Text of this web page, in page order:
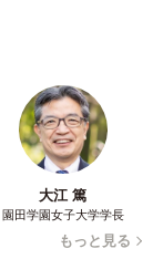
大江 篤
園田学園女子大学学長
もっと見る